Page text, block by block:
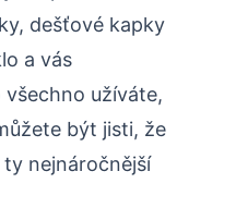
dešťové kapky
a vás
užíváte,
být jisti, že
nejnáročnější